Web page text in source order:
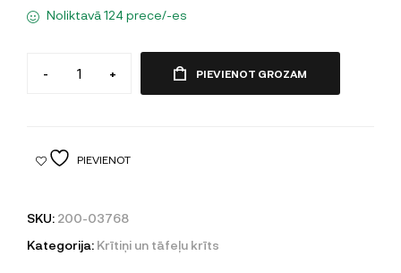
Noliktavā 124 prece/-es
- + PIEVIENOT GROZAM
PIEVIENOT
SKU: 200-03768
Kategorija: Krītiņi un tāfeļu krīts